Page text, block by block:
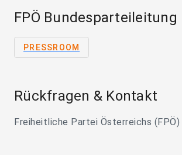
FPÖ Bundesparteileitung
PRESSROOM
Rückfragen & Kontakt
Freiheitliche Partei Österreichs (FPÖ)